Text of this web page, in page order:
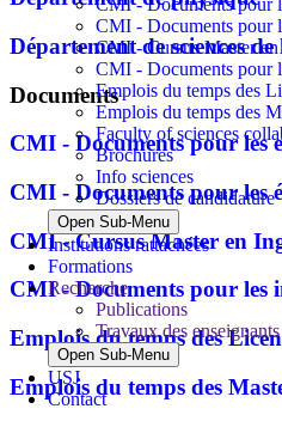
CMI - Documents pour
CMI - Cursus Master
CMI - Documents pour
Emplois du temps des
Emplois du temps des
Faculty of sciences
Brochures
Info sciences
Dossiers de candidature
Open Sub-Menu
Institutions rattachées
Formations
Recherche
Publications
Travaux des enseignants
Open Sub-Menu
USJ
Contact
Département de sciences
Documents
CMI - Documents pour les
CMI - Documents pour les
CMI - Cursus Master en
CMI - Documents pour les
Emplois du temps des
Emplois du temps des